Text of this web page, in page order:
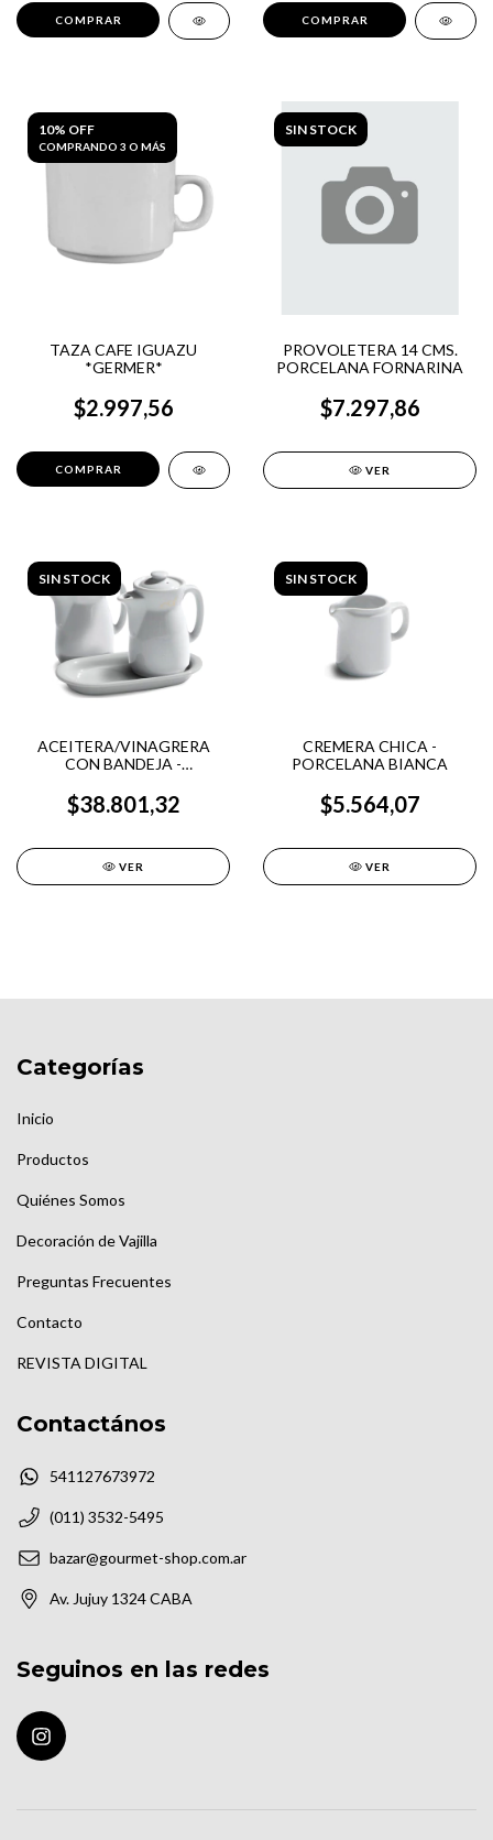
10% OFF
COMPRANDO 3 O MÁS
TAZA CAFE IGUAZU
*GERMER*
$2.997,56
SIN STOCK
PROVOLETERA 14 CMS.
PORCELANA FORNARINA
$7.297,86
VER
SIN STOCK
ACEITERA/VINAGRERA
CON BANDEJA -
$38.801,32
VER
SIN STOCK
CREMERA CHICA -
PORCELANA BIANCA
$5.564,07
VER
Categorías
Inicio
Productos
Quiénes Somos
Decoración de Vajilla
Preguntas Frecuentes
Contacto
REVISTA DIGITAL
Contactános
541127673972
(011) 3532-5495
bazar@gourmet-shop.com.ar
Av. Jujuy 1324 CABA
Seguinos en las redes